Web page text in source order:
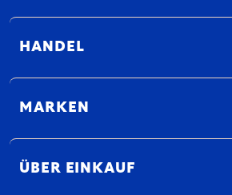
HANDEL
MARKEN
ÜBER EINKAUF